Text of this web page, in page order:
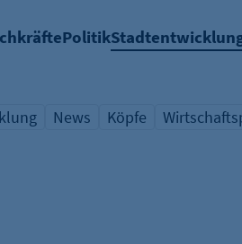
Politik
Übersicht Schlagwort
News
Übersicht
Köpfe
Übersicht